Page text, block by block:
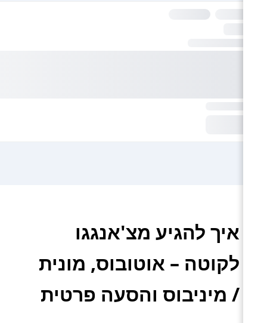
איך להגיע מצ'אנגגו
לקוטה – אוטובוס, מונית
/ מיניבוס והסעה פרטית